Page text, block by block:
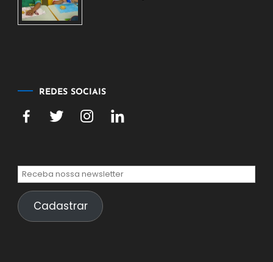
REDES SOCIAIS
Cadastrar